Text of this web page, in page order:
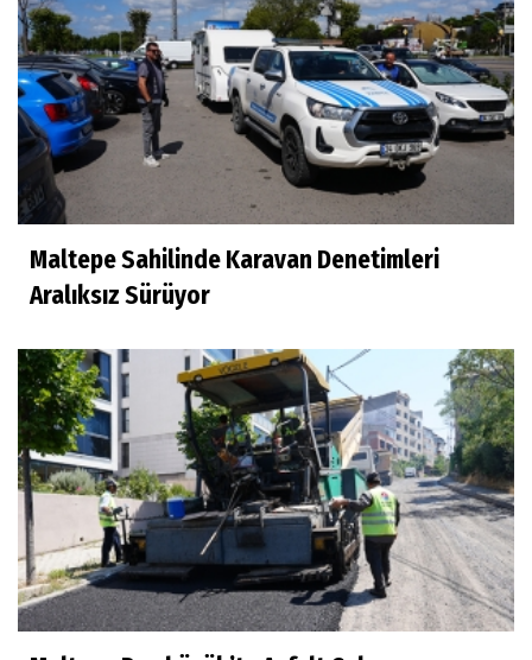
Maltepe Sahilinde Karavan Denetimleri
Aralıksız Sürüyor